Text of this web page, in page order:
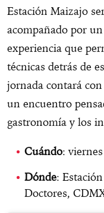
Estación Maizajo
acompañado por
experiencia que
técnicas detrás de
jornada contará
un encuentro
gastronomía y los
Cuándo:
Dónde:
Doctores,